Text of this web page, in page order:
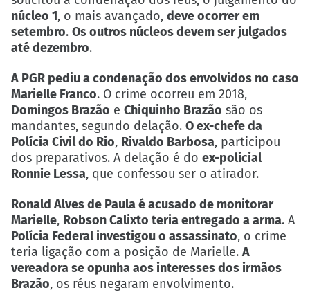
núcleo 1, o mais avançado, deve ocorrer em
setembro. Os outros núcleos devem ser julgados
até dezembro.
A PGR pediu a condenação dos envolvidos no caso
Marielle Franco. O crime ocorreu em 2018,
Domingos Brazão e Chiquinho Brazão são os
mandantes, segundo delação. O ex-chefe da
Polícia Civil do Rio, Rivaldo Barbosa, participou
dos preparativos. A delação é do ex-policial
Ronnie Lessa, que confessou ser o atirador.
Ronald Alves de Paula é acusado de monitorar
Marielle, Robson Calixto teria entregado a arma. A
Polícia Federal investigou o assassinato, o crime
teria ligação com a posição de Marielle. A
vereadora se opunha aos interesses dos irmãos
Brazão, os réus negaram envolvimento.